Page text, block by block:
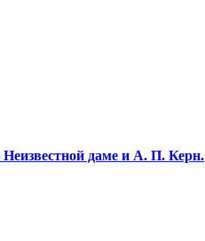
даме и А. П. Керн.